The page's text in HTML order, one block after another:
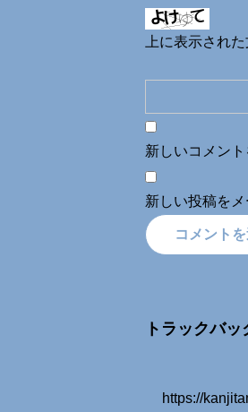
上に表示され
新しいコメン
新しい投稿を
トラックバ
https://